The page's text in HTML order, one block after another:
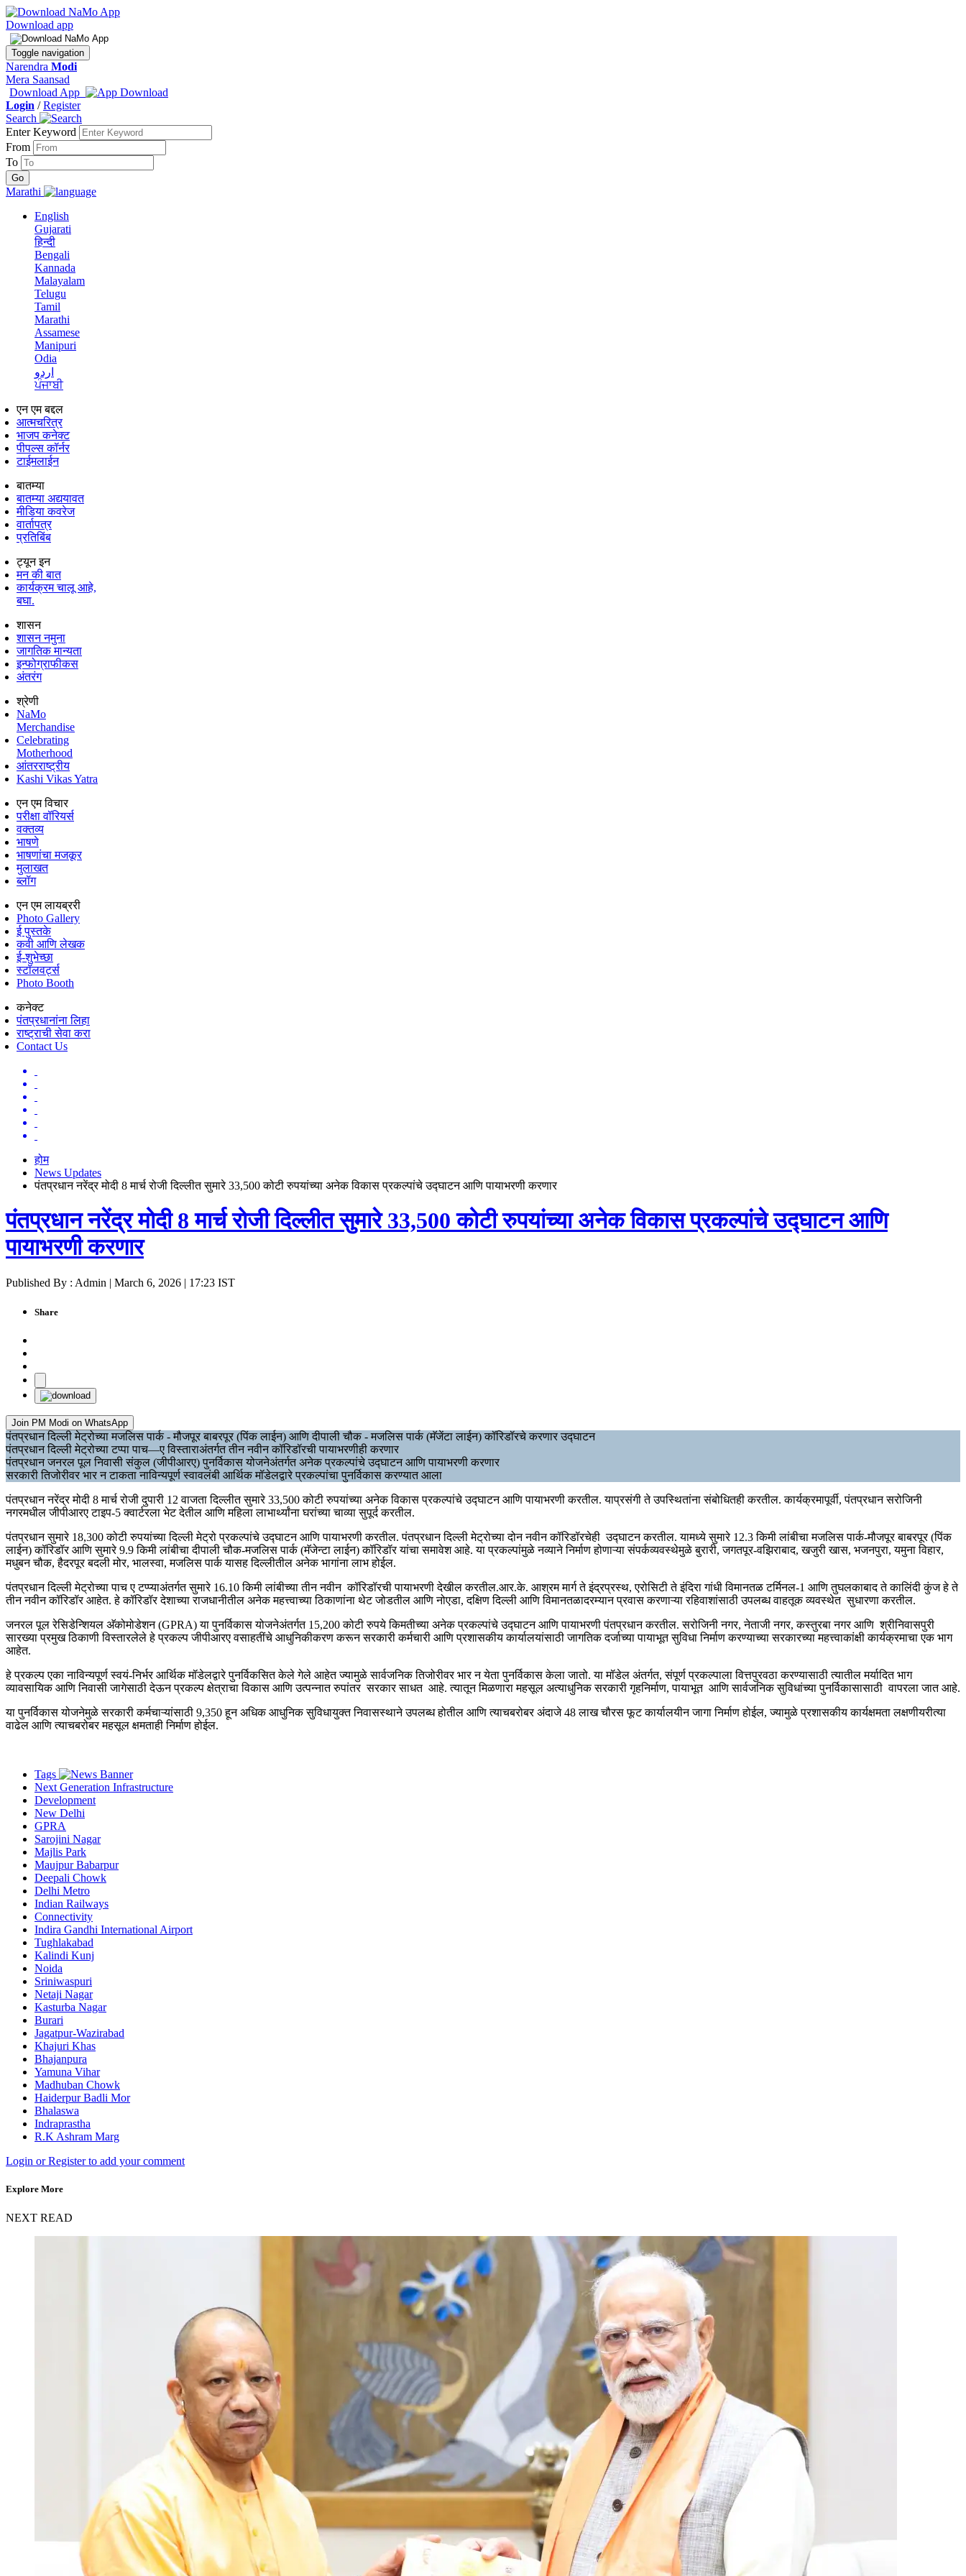
Download app
Toggle navigation
Narendra Modi
Mera Saansad
Download App
Login /Register
Search
Enter Keyword
From
To
Marathi
English
Gujarati
हिन्दी
Bengali
Kannada
Malayalam
Telugu
Tamil
Marathi
Assamese
Manipuri
Odia
اردو
ਪੰਜਾਬੀ
एन एम बद्दल
आत्मचरित्र
भाजप कनेक्ट
पीपल्स कॉर्नर
टाईमलाईन
बातम्या
बातम्या अद्ययावत
मीडिया कवरेज
वार्तापत्र
प्रतिबिंब
ट्यून इन
मन की बात
कार्यक्रम चालू आहे,
बघा.
शासन
शासन नमुना
जागतिक मान्यता
इन्फोग्राफीकस
अंतरंग
श्रेणी
NaMo
Merchandise
Celebrating
Motherhood
आंतरराष्ट्रीय
Kashi Vikas Yatra
एन एम विचार
परीक्षा वॉरियर्स
वक्तव्य
भाषणे
भाषणांचा मजकूर
मुलाखत
ब्लॉग
एन एम लायब्ररी
Photo Gallery
ई पुस्तके
कवी आणि लेखक
ई-शुभेच्छा
स्टॉलवर्ट्स
Photo Booth
कनेक्ट
पंतप्रधानांना लिहा
राष्ट्राची सेवा करा
Contact Us
होम
News Updates
पंतप्रधान नरेंद्र मोदी 8 मार्च रोजी दिल्लीत सुमारे 33,500 कोटी रुपयांच्या अनेक विकास प्रकल्पांचे उद्घाटन आणि पायाभरणी करणार
पंतप्रधान नरेंद्र मोदी 8 मार्च रोजी दिल्लीत सुमारे 33,500 कोटी रुपयांच्या अनेक विकास प्रकल्पांचे उद्घाटन आणि
पायाभरणी करणार
Published By : Admin | March 6, 2026 | 17:23 IST
Share
Join PM Modi on WhatsApp
पंतप्रधान दिल्ली मेट्रोच्या मजलिस पार्क - मौजपूर बाबरपूर (पिंक लाईन) आणि दीपाली चौक - मजलिस पार्क (मॅजेंटा लाईन) कॉरिडॉरचे करणार उद्घाटन
पंतप्रधान दिल्ली मेट्रोच्या टप्पा पाच—ए विस्ताराअंतर्गत तीन नवीन कॉरिडॉरची पायाभरणीही करणार
पंतप्रधान जनरल पूल निवासी संकुल (जीपीआरए) पुनर्विकास योजनेअंतर्गत अनेक प्रकल्पांचे उद्घाटन आणि पायाभरणी करणार
सरकारी तिजोरीवर भार न टाकता नाविन्यपूर्ण स्वावलंबी आर्थिक मॉडेलद्वारे प्रकल्पांचा पुनर्विकास करण्यात आला
पंतप्रधान नरेंद्र मोदी 8 मार्च रोजी दुपारी 12 वाजता दिल्लीत सुमारे 33,500 कोटी रुपयांच्या अनेक विकास प्रकल्पांचे उद्घाटन आणि पायाभरणी करतील. याप्रसंगी ते उपस्थितांना संबोधितही करतील. कार्यक्रमापूर्वी, पंतप्रधान सरोजिनी
नगरमधील जीपीआरए टाइप-5 क्वार्टरला भेट देतील आणि महिला लाभार्थ्यांना घरांच्या चाव्या सुपूर्द करतील.
पंतप्रधान सुमारे 18,300 कोटी रुपयांच्या दिल्ली मेट्रो प्रकल्पांचे उद्घाटन आणि पायाभरणी करतील. पंतप्रधान दिल्ली मेट्रोच्या दोन नवीन कॉरिडॉरचेही उद्घाटन करतील. यामध्ये सुमारे 12.3 किमी लांबीचा मजलिस पार्क-मौजपूर बाबरपूर (पिंक
लाईन) कॉरिडॉर आणि सुमारे 9.9 किमी लांबीचा दीपाली चौक-मजलिस पार्क (मॅजेन्टा लाईन) कॉरिडॉर यांचा समावेश आहे. या प्रकल्पांमुळे नव्याने निर्माण होणाऱ्या संपर्कव्यवस्थेमुळे बुरारी, जगतपूर-वझिराबाद, खजुरी खास, भजनपुरा, यमुना विहार,
मधुबन चौक, हैदरपूर बदली मोर, भालस्वा, मजलिस पार्क यासह दिल्लीतील अनेक भागांना लाभ होईल.
पंतप्रधान दिल्ली मेट्रोच्या पाच ए टप्प्याअंतर्गत सुमारे 16.10 किमी लांबीच्या तीन नवीन कॉरिडॉरची पायाभरणी देखील करतील.आर.के. आश्रम मार्ग ते इंद्रप्रस्थ, एरोसिटी ते इंदिरा गांधी विमानतळ टर्मिनल-1 आणि तुघलकाबाद ते कालिंदी कुंज हे ते
तीन नवीन कॉरिडॉर आहेत. हे कॉरिडॉर देशाच्या राजधानीतील अनेक महत्त्वाच्या ठिकाणांना थेट जोडतील आणि नोएडा, दक्षिण दिल्ली आणि विमानतळादरम्यान प्रवास करणाऱ्या रहिवाशांसाठी उपलब्ध वाहतूक व्यवस्थेत सुधारणा करतील.
जनरल पूल रेसिडेन्शियल अ‍ॅकोमोडेशन (GPRA) या पुनर्विकास योजनेअंतर्गत 15,200 कोटी रुपये किमतीच्या अनेक प्रकल्पांचे उद्घाटन आणि पायाभरणी पंतप्रधान करतील. सरोजिनी नगर, नेताजी नगर, कस्तुरबा नगर आणि श्रीनिवासपुरी
सारख्या प्रमुख ठिकाणी विस्तारलेले हे प्रकल्प जीपीआरए वसाहतींचे आधुनिकीकरण करून सरकारी कर्मचारी आणि प्रशासकीय कार्यालयांसाठी जागतिक दर्जाच्या पायाभूत सुविधा निर्माण करण्याच्या सरकारच्या महत्त्वाकांक्षी कार्यक्रमाचा एक भाग
आहेत.
हे प्रकल्प एका नाविन्यपूर्ण स्वयं-निर्भर आर्थिक मॉडेलद्वारे पुनर्विकसित केले गेले आहेत ज्यामुळे सार्वजनिक तिजोरीवर भार न येता पुनर्विकास केला जातो. या मॉडेल अंतर्गत, संपूर्ण प्रकल्पाला वित्तपुरवठा करण्यासाठी त्यातील मर्यादित भाग
व्यावसायिक आणि निवासी जागेसाठी देऊन प्रकल्प क्षेत्राचा विकास आणि उत्पन्नात रुपांतर सरकार साधत आहे. त्यातून मिळणारा महसूल अत्याधुनिक सरकारी गृहनिर्माण, पायाभूत आणि सार्वजनिक सुविधांच्या पुनर्विकासासाठी वापरला जात आहे.
या पुनर्विकास योजनेमुळे सरकारी कर्मचाऱ्यांसाठी 9,350 हून अधिक आधुनिक सुविधायुक्त निवासस्थाने उपलब्ध होतील आणि त्याचबरोबर अंदाजे 48 लाख चौरस फूट कार्यालयीन जागा निर्माण होईल, ज्यामुळे प्रशासकीय कार्यक्षमता लक्षणीयरीत्या
वाढेल आणि त्याचबरोबर महसूल क्षमताही निर्माण होईल.
Tags
Next Generation Infrastructure
Development
New Delhi
GPRA
Sarojini Nagar
Majlis Park
Maujpur Babarpur
Deepali Chowk
Delhi Metro
Indian Railways
Connectivity
Indira Gandhi International Airport
Tughlakabad
Kalindi Kunj
Noida
Sriniwaspuri
Netaji Nagar
Kasturba Nagar
Burari
Jagatpur-Wazirabad
Khajuri Khas
Bhajanpura
Yamuna Vihar
Madhuban Chowk
Haiderpur Badli Mor
Bhalaswa
Indraprastha
R.K Ashram Marg
Login or Register to add your comment
Explore More
NEXT READ